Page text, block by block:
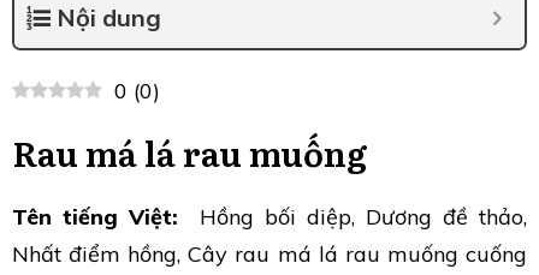
Nội dung
0 (0)
Rau má lá rau muống
Tên tiếng Việt: Hồng bối diệp, Dương đề thảo,
Nhất điểm hồng, Cây rau má lá rau muống cuống